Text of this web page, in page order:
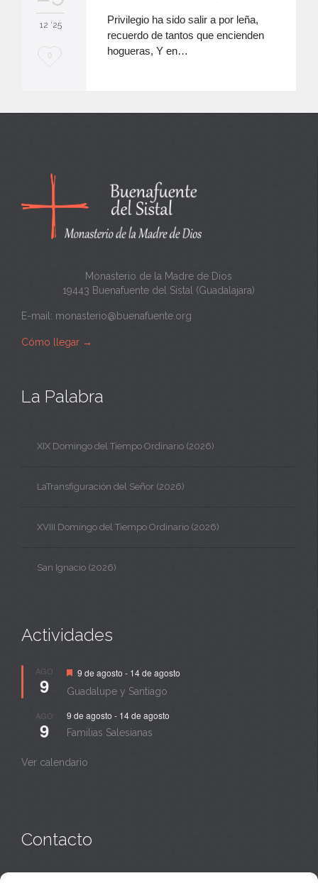
12 '25
M
a
0
Privilegio ha sido salir a por leña,
recuerdo de tantos que encienden
hogueras, Y en…
Monasterio de la Madre de Dios
19443 Buenafuente del Sistal (Guadalajara)
E-mail: monasterio@buenafuente.org
Cómo llegar →
La Palabra
XIX Domingo del Tiempo Ordinario (2026)
LaTransfiguración del Señor (2026)
XVIII Domingo del Tiempo Ordinario (2026)
San Ignacio (2026)
Actividades
AGO
9
Destacado
9 de agosto - 14 de agosto
Guadalupe y Santiago
AGO
9
9 de agosto - 14 de agosto
Familias Salesianas
Ver calendario
Contacto